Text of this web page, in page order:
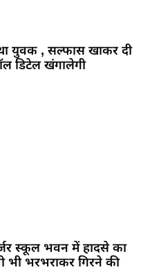
युवक , सल्फास खाकर दी
डिटेल खंगालेगी
स्कूल भवन में हादसे का
भी भरभराकर गिरने की